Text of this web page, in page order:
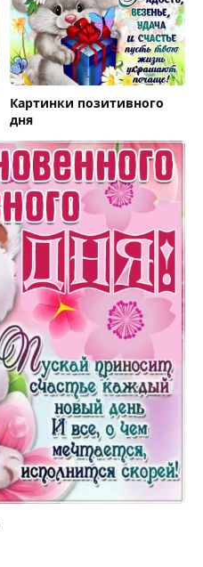
Картинки позитивного
дня